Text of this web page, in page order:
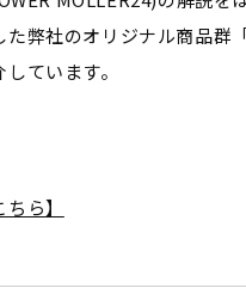
た弊社のオリジナル商品群
ています。
ちら】